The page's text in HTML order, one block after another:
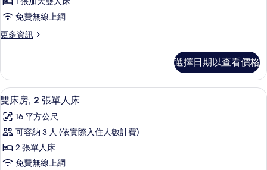
客
1
加
大
雙
人
床
的
所
免費無線上網
更多資訊
更
客
房,
1
加
大
人
床
選擇日期以查看價格
顯
示
雙
床
房,
高級寢具、客房內保險箱、書桌、筆
5
雙床房, 2 張單人床
16 平方公尺
可容納 3 人 (依實際入住人數計費)
2 張單人床
免費無線上網